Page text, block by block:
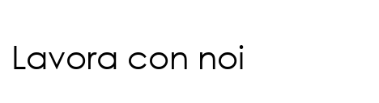
Lavora con noi